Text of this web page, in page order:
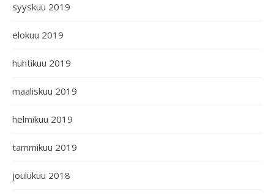
syyskuu 2019
elokuu 2019
huhtikuu 2019
maaliskuu 2019
helmikuu 2019
tammikuu 2019
joulukuu 2018